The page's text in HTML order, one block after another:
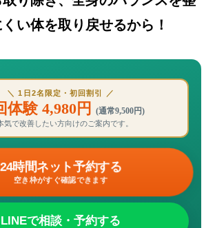
い体を取り戻せるから！
＼ 1日2名限定・初回割引 ／
体験 4,980円 (通常9,500円)
気で改善したい方向けのご案内です。
24時間ネット予約する
空き枠がすぐ確認できます
LINEで相談・予約する